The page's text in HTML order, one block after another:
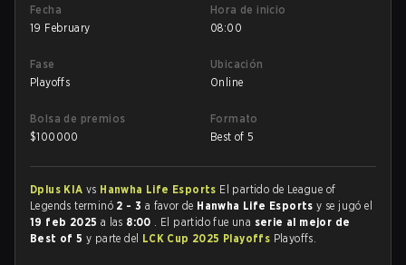
Fecha
19 February
Hora de inicio
08:00
Fase
Playoffs
Ubicación
Online
Bolsa de premios
$100000
Formato
Best of 5
Dplus KIA vs Hanwha Life Esports El partido de League of
Legends terminó 2 - 3 a favor de Hanwha Life Esportsy se jugó el
19 feb 2025 a las 8:00 . El partido fue una serie al mejor de
Best of 5y parte del LCK Cup 2025 Playoffs Playoffs.